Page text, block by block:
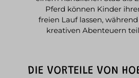
Pferd können Kinder
freien Lauf lassen,
kreativen Abenteuern
DIE VORTEILE VON